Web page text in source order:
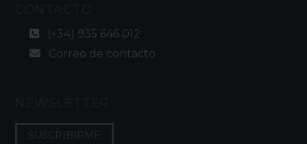
(+34) 935 646 012
Correo de contacto
SUSCRIBIRME